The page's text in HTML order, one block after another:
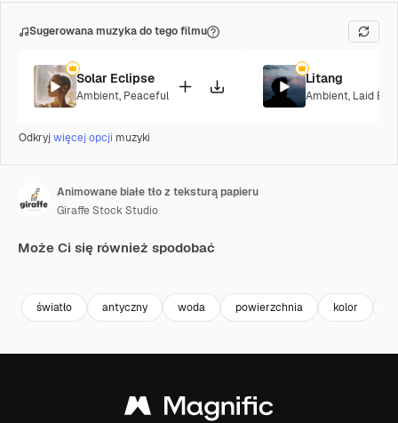
Sugerowana muzyka do tego filmu
Solar Eclipse
Ambient, Peaceful
Litang
Ambient, Laid
Odkryjwięcej opcji muzyki
Animowane białe tło z teksturą papieru
Giraffe Stock Studio
Może Ci się również spodobać
światło antyczny woda powierzchnia kolor